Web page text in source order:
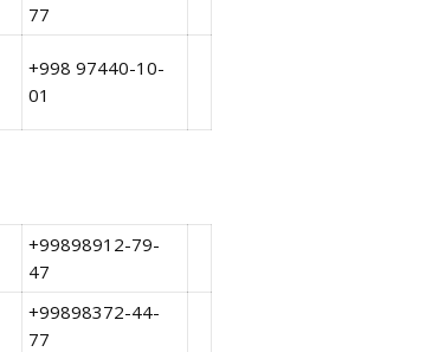
77
+998 97440-10-
01
+99898912-79-
47
+99898372-44-
77